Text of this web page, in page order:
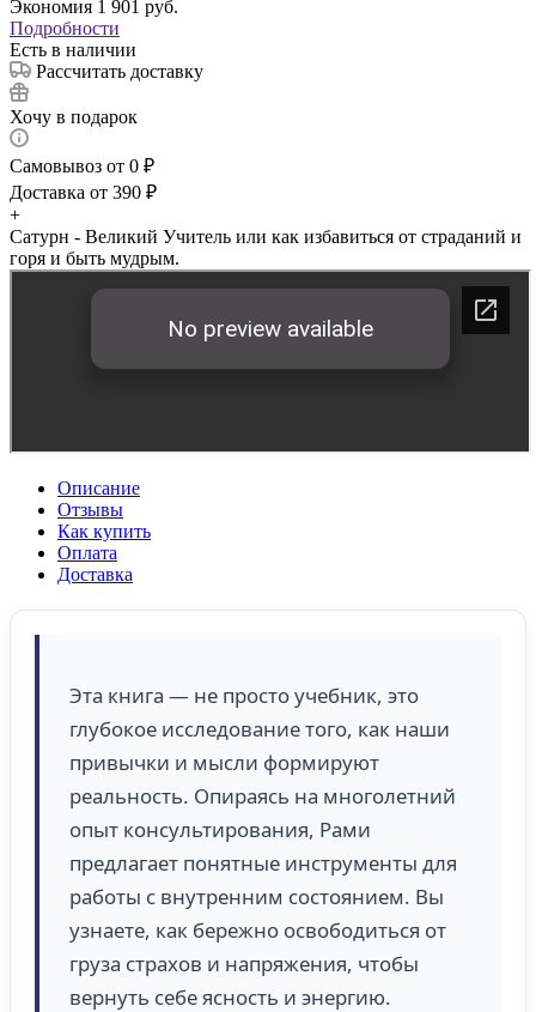
Экономия 1 901 руб.
Подробности
Есть в наличии
Рассчитать доставку
Хочу в подарок
Самовывоз от 0 ₽
Доставка от 390 ₽
+
Сатурн - Великий Учитель или как избавиться от страданий и
горя и быть мудрым.
Описание
Отзывы
Как купить
Оплата
Доставка
Эта книга — не просто учебник, это
глубокое исследование того, как наши
привычки и мысли формируют
реальность. Опираясь на многолетний
опыт консультирования, Рами
предлагает понятные инструменты для
работы с внутренним состоянием. Вы
узнаете, как бережно освободиться от
груза страхов и напряжения, чтобы
вернуть себе ясность и энергию.